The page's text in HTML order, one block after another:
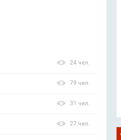
24 чел.
79 чел.
31 чел.
27 чел.